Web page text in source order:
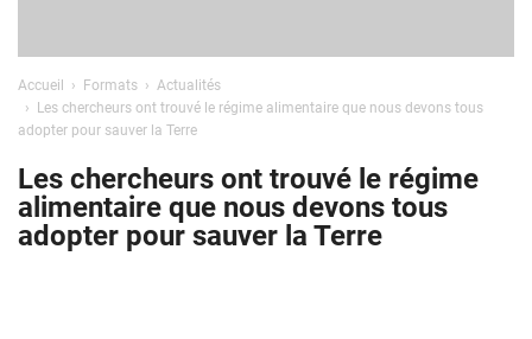
Accueil Formats
Actualités
Les chercheurs ont trouvé le régime alimentaire que nous devons tous
adopter pour sauver la Terre
Les chercheurs ont trouvé le régime
alimentaire que nous devons tous
adopter pour sauver la Terre